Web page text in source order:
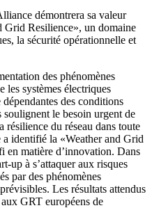
démontrera sa valeur
Grid Resilience», un domaine
la sécurité opérationnelle et
des phénomènes
les systèmes électriques
des conditions
le besoin urgent de
du réseau dans toute
identifié la «Weather and Grid
en matière d’innovation. Dans
up à s’attaquer aux risques
par des phénomènes
Les résultats attendus
GRT européens de